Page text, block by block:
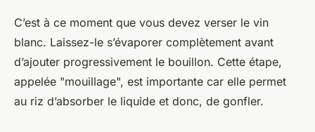
C’est à ce moment que vous devez verser le vin
blanc. Laissez-le s’évaporer complètement avant
d’ajouter progressivement le bouillon. Cette étape,
appelée "mouillage", est importante car elle permet
au riz d’absorber le liquide et donc, de gonfler.